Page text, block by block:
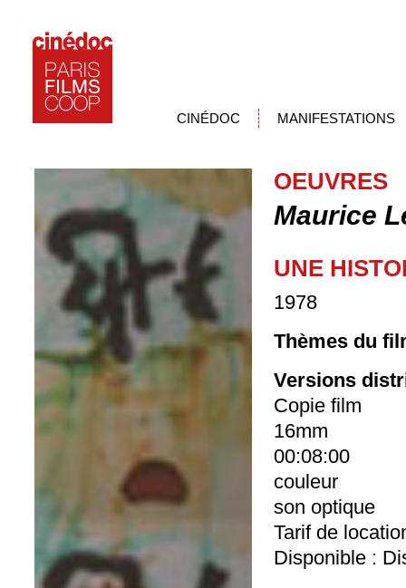
CINÉDOC MANIFESTATIONS
OEUVRES
Maurice
UNE
1978
Thèmes du
Versions
Copie film
16mm
00:08:00
couleur
son optique
Tarif de
Disponible :